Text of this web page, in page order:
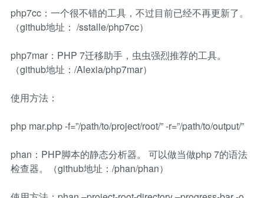
php7cc：一个很不错的工具，不过目前已经不再更新了。
（github地址： /sstalle/php7cc）
php7mar：PHP 7迁移助手，虫虫强烈推荐的工具。
（github地址：/Alexia/php7mar）
使用方法：
php mar.php -f=”/path/to/project/root/” -r=”/path/to/output/”
phan：PHP脚本的静态分析器。 可以做当做php 7的语法
检查器。（github地址：/phan/phan）